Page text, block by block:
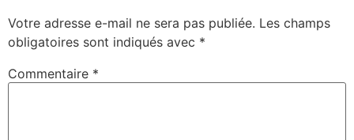
Votre adresse e-mail ne sera pas publiée. Les champs
obligatoires sont indiqués avec *
Commentaire *